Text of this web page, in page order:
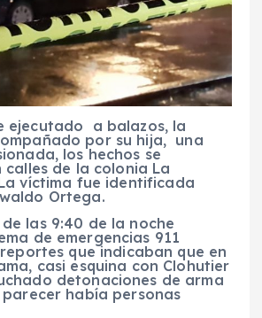
ejecutado a balazos, la
por su hija, una
los hechos se
de la colonia La
víctima fue identificada
Ortega.
las 9:40 de la noche
de emergencias 911
que indicaban que en
casi esquina con Clohutier
detonaciones de arma
había personas